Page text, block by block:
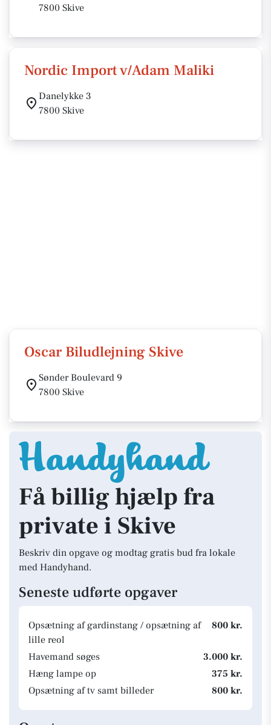
7800 Skive
Nordic Import v/Adam Maliki
Danelykke 3
7800 Skive
Oscar Biludlejning Skive
Sønder Boulevard 9
7800 Skive
Få billig hjælp fra
private i Skive
Beskriv din opgave og modtag gratis bud fra lokale
med Handyhand.
Seneste udførte opgaver
Opsætning af gardinstang / opsætning af
lille reol
800 kr.
Havemand søges
3.000 kr.
Hæng lampe op
375 kr.
Opsætning af tv samt billeder
800 kr.